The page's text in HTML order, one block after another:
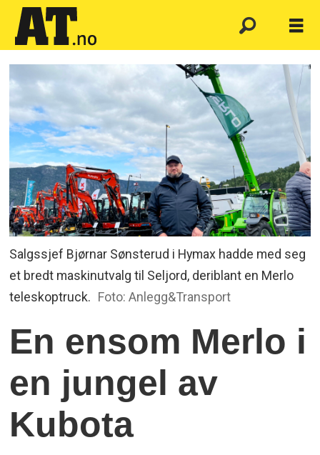
Salgssjef Bjørnar Sønsterud i Hymax hadde med seg
et bredt maskinutvalg til Seljord, deriblant en Merlo
teleskoptruck. Foto: Anlegg&Transport
En ensom Merlo i
en jungel av
Kubota